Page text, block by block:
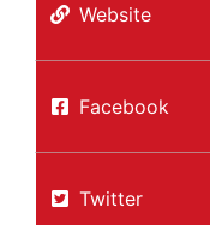
Website
Facebook
Twitter